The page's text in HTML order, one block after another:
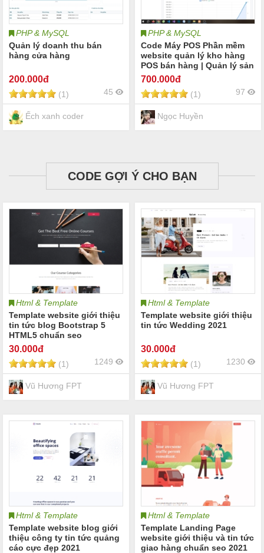
PHP & MySQL
Quản lý doanh thu bán
hàng cửa hàng
200.000đ
(1) 45
Ếch xanh coder
PHP & MySQL
Code Máy POS Phần mềm
website quản lý kho hàng
POS bán hàng | Quản lý sản
phẩm và khách hàng Quản
lý kho hàng thu chi công
nợ
700.000đ
(1) 97
Ngọc Huyền
CODE GỢI Ý CHO BẠN
Html & Template
Template website giới thiệu
tin tức blog Bootstrap 5
HTML5 chuẩn seo
responsive
30.000đ
(1) 1249
Vũ Hương FPT
Html & Template
Template website giới thiệu
tin tức Wedding 2021
30.000đ
(1) 1230
Vũ Hương FPT
Html & Template
Template website blog giới
thiệu công ty tin tức quảng
cáo cực đẹp 2021
Html & Template
Template Landing Page
website giới thiệu và tin tức
giao hàng chuẩn seo 2021